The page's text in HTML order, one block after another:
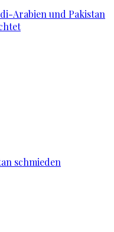
Arabien und Pakistan
schmieden